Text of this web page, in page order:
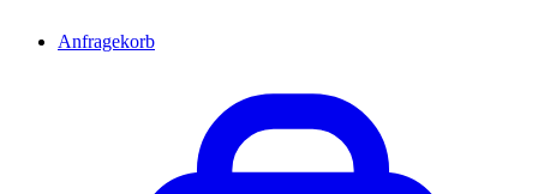
Anfragekorb